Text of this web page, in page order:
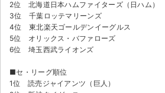
2位 北海道日本ハムファイターズ（日ハム）
3位 千葉ロッテマリーンズ
4位 東北楽天ゴールデンイーグルス
5位 オリックス・バファローズ
6位 埼玉西武ライオンズ
■セ・リーグ順位
1位 読売ジャイアンツ（巨人）